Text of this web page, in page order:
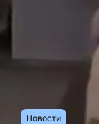
Новости